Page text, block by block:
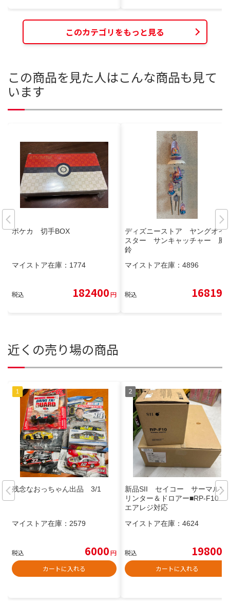
このカテゴリをもっと見る
この商品を見た人はこんな商品も見て
います
ポケカ 切手BOX
マイストア在庫： 1774
税込 182400円
ディズニーストア ヤングオイ
スター サンキャッチャー 風
鈴
マイストア在庫： 4896
税込 16819
近くの売り場の商品
残念なおっちゃん出品 3/1
マイストア在庫： 2579
税込 6000円
カートに入れる
新品SII セイコー サーマルプ
リンター＆ドロアー■RP-F10
エアレジ対応
マイストア在庫： 4624
税込 19800
カートに入れる